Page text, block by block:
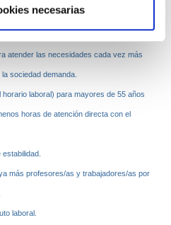
necesarias
atender las necesidades cada vez más
sociedad demanda.
laboral) para mayores de 55 años
horas de atención directa con el
más profesores/as y trabajadores/as por
laboral.